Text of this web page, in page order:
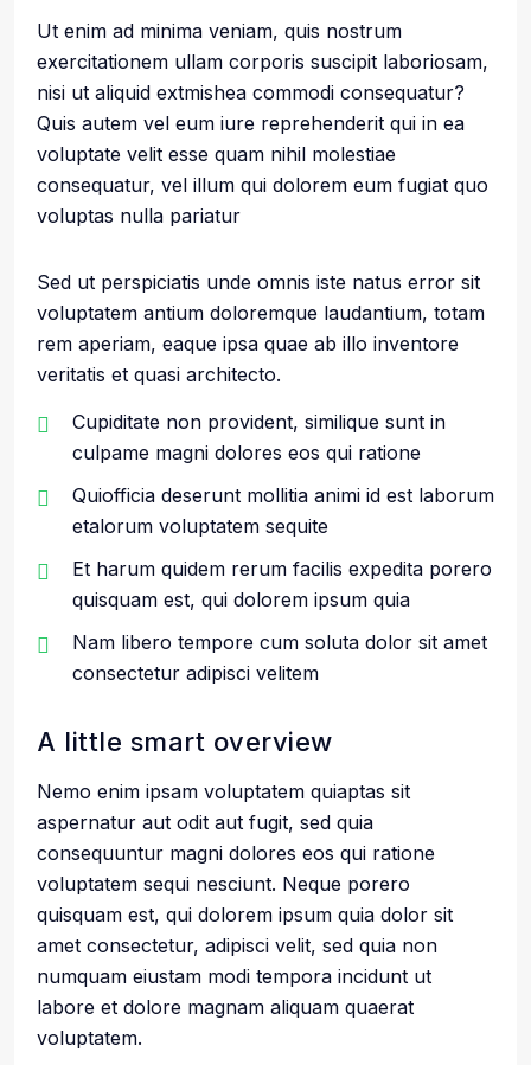
Ut enim ad minima veniam, quis nostrum
exercitationem ullam corporis suscipit laboriosam,
nisi ut aliquid extmishea commodi consequatur?
Quis autem vel eum iure reprehenderit qui in ea
voluptate velit esse quam nihil molestiae
consequatur, vel illum qui dolorem eum fugiat quo
voluptas nulla pariatur
Sed ut perspiciatis unde omnis iste natus error sit
voluptatem antium doloremque laudantium, totam
rem aperiam, eaque ipsa quae ab illo inventore
veritatis et quasi architecto.
Cupiditate non provident, similique sunt in
culpame magni dolores eos qui ratione
Quiofficia deserunt mollitia animi id est laborum
etalorum voluptatem sequite
Et harum quidem rerum facilis expedita porero
quisquam est, qui dolorem ipsum quia
Nam libero tempore cum soluta dolor sit amet
consectetur adipisci velitem
A little smart overview
Nemo enim ipsam voluptatem quiaptas sit
aspernatur aut odit aut fugit, sed quia
consequuntur magni dolores eos qui ratione
voluptatem sequi nesciunt. Neque porero
quisquam est, qui dolorem ipsum quia dolor sit
amet consectetur, adipisci velit, sed quia non
numquam eiustam modi tempora incidunt ut
labore et dolore magnam aliquam quaerat
voluptatem.